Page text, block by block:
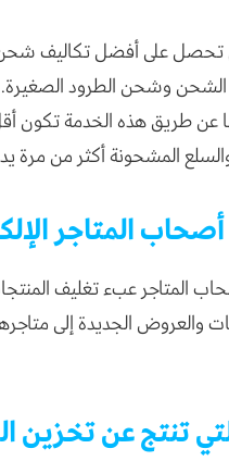
تحصل على أفضل تكاليف
وشحن الطرود الصغيرة.
عن طريق هذه الخدمة تكون
المشحونة أكثر من مرة
المتاجر
المتاجر عبء تغليف
والعروض الجديدة إلى
تنتج عن تخزين